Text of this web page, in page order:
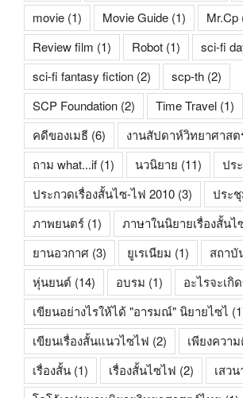
movie (1) Movie Guide (1) Mr.Cp
Review film (1) Robot (1) sci-fi
sci-fi fantasy fiction (2) scp-th (2)
SCP Foundation (2) Time Travel (1)
คดีของเมธี (6) งานสัปดาห์วิทยาศาส
ถาม what...if (1) นวนิยาย (11) ปร
ประกวดเรื่องสั้นไซ-ไฟ 2010 (3) ประ
ภาพยนตร์ (1) ภาษาในนิยายเรื่องสั้นไ
ยานอวกาศ (3) ยูเรเนียม (1) สถาบั
หุ่นยนต์ (14) อบรม (1) อะไรจะเกิ
เขียนอย่างไรให้ได้ "อารมณ์" นิยายไซไ
เขียนเรื่องสั้นแนวไซไฟ (2) เพียงควา
เรื่องสั้น (1) เรื่องสั้นไซไฟ (2) เสว